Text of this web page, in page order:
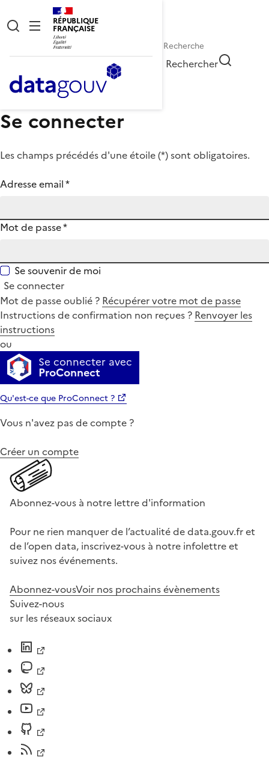
RÉPUBLIQUE
FRANÇAISE
Rechercher
Se connecter
Les champs précédés d'une étoile (*) sont obligatoires.
Adresse email*
Mot de passe*
Se souvenir de moi
Se connecter
Mot de passe oublié ? Récupérer votre mot de passe
Instructions de confirmation non reçues ? Renvoyer les
instructions
ou
Se connecter avec
ProConnect
Qu'est-ce que ProConnect ?
Vous n'avez pas de compte ?
Créer un compte
Abonnez-vous à notre lettre d'information
Pour ne rien manquer de l’actualité de data.gouv.fr et
de l’open data, inscrivez-vous à notre infolettre et
suivez nos événements.
Abonnez-vousVoir nos prochains évènements
Suivez-nous
sur les réseaux sociaux